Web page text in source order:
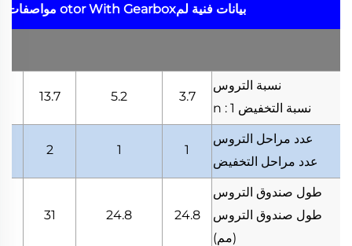
بيانات فنية لمotor With Gearbox مواصفات
نسبة التروس
نسبة التخفيض n : 1
3.7
5.2
13.7
عدد مراحل التروس
عدد مراحل التخفيض
1
1
2
طول صندوق التروس
طول صندوق التروس
(مم)
24.8
24.8
31